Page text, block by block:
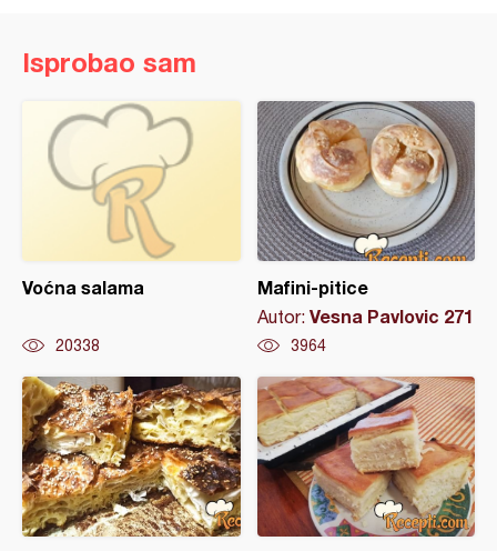
Isprobao sam
Voćna salama
20338
Mafini-pitice
Autor: Vesna Pavlovic 271
3964